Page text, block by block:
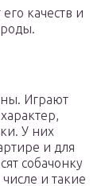
качеств и
Играют
У них
и для
собачонку
и такие